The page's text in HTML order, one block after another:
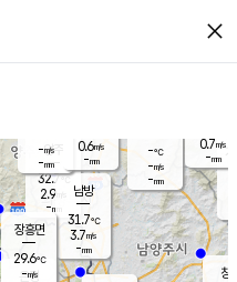
close
양주
32.7℃
2.9
-mm
-℃
-m/s
-mm
창
0.7m/s
-mm
은평
남방
31.7℃
3.7m/s
-mm
장흥면
29.6℃
-m/s
-m/s
-mm
0.6m/s
-mm